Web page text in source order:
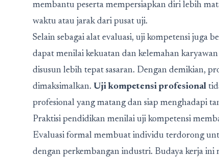
membantu peserta mempersiapkan diri lebih
waktu atau jarak dari pusat uji.
Selain sebagai alat evaluasi, uji kompetensi juga
dapat menilai kekuatan dan kelemahan
disusun lebih tepat sasaran. Dengan demikian,
dimaksimalkan. Uji kompetensi profesional
profesional yang matang dan siap menghadapi
Praktisi pendidikan menilai uji kompetensi
Evaluasi formal membuat individu terdorong
dengan perkembangan industri. Budaya kerja ini